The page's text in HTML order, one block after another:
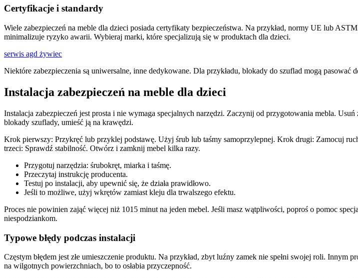
Certyfikacje i standardy
Wiele zabezpieczeń na meble dla dzieci posiada certyfikaty bezpieczeństwa. Na przykład, normy UE lub
minimalizuje ryzyko awarii. Wybieraj marki, które specjalizują się w produktach dla dzieci.
serwis agd żywiec
Niektóre zabezpieczenia są uniwersalne, inne dedykowane. Dla przykładu, blokady do szuflad mogą
Instalacja zabezpieczeń na meble dla dzieci
Instalacja zabezpieczeń jest prosta i nie wymaga specjalnych narzędzi. Zaczynij od przygotowania mebla.
blokady szuflady, umieść ją na krawędzi.
Krok pierwszy: Przykręć lub przyklej podstawę. Użyj śrub lub taśmy samoprzylepnej. Krok drugi: Zamocuj
trzeci: Sprawdź stabilność. Otwórz i zamknij mebel kilka razy.
Przygotuj narzędzia: śrubokręt, miarka i taśmę.
Przeczytaj instrukcję producenta.
Testuj po instalacji, aby upewnić się, że działa prawidłowo.
Jeśli to możliwe, użyj wkrętów zamiast kleju dla trwalszego efektu.
Proces nie powinien zająć więcej niż 1015 minut na jeden mebel. Jeśli masz wątpliwości, poproś o pomoc
niespodziankom.
Typowe błędy podczas instalacji
Częstym błędem jest złe umieszczenie produktu. Na przykład, zbyt luźny zamek nie spełni swojej roli.
na wilgotnych powierzchniach, bo to osłabia przyczepność.